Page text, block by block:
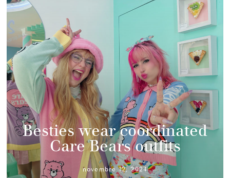
Besties wear coordinated
Care Bears outfits
novembre 12, 2024